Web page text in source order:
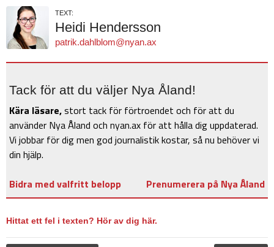
TEXT:
Heidi Hendersson
patrik.dahlblom@nyan.ax
Tack för att du väljer Nya Åland!
Kära läsare,stort tack för förtroendet och för att du
använder Nya Åland och nyan.ax för att hålla dig uppdaterad.
Vi jobbar för dig men god journalistik kostar, så nu behöver vi
din hjälp.
Bidra med valfritt belopp
Prenumerera på Nya Åland
Hittat ett fel i texten? Hör av dig här.